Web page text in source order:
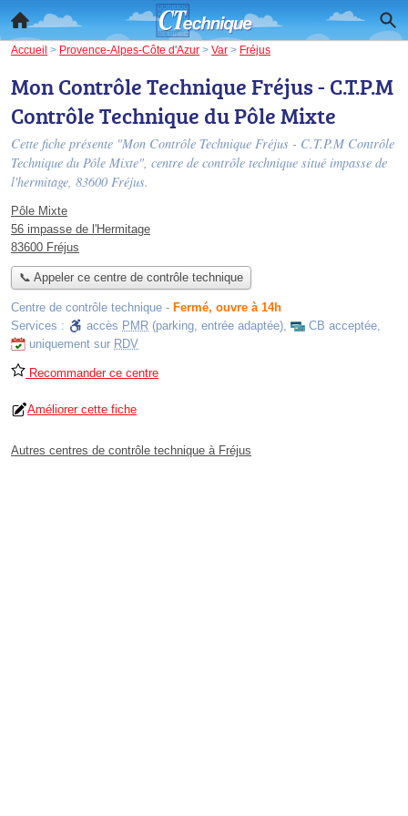
Accueil > Provence-Alpes-Côte d'Azur > Var > Fréjus
Mon Contrôle Technique Fréjus - C.T.P.M
Contrôle Technique du Pôle Mixte
Cette fiche présente "Mon Contrôle Technique Fréjus - C.T.P.M Contrôle
Technique du Pôle Mixte", centre de contrôle technique situé impasse de
l'hermitage, 83600 Fréjus.
Pôle Mixte
56 impasse de l'Hermitage
83600 Fréjus
📞 Appeler ce centre de contrôle technique
Centre de contrôle technique - Fermé, ouvre à 14h
Services :
accès PMR (parking, entrée adaptée), CB acceptée,
uniquement sur RDV
Recommander ce centre
Améliorer cette fiche
Autres centres de contrôle technique à Fréjus